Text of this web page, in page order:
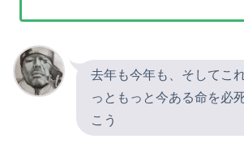
去年も今年も、そしてこ
っともっと今ある命を必
こう